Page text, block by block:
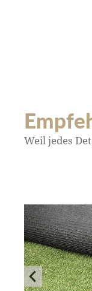
Weil jedes